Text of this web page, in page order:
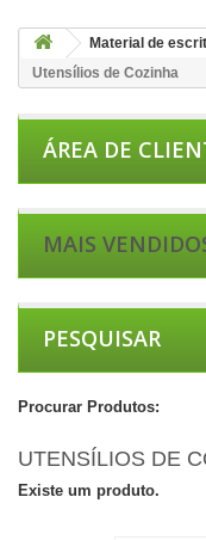
Material de
Utensílios de Cozinha
ÁREA DE
MAIS
PESQUISAR
Procurar Produtos:
UTENSÍLIOS DE
Existe um produto.